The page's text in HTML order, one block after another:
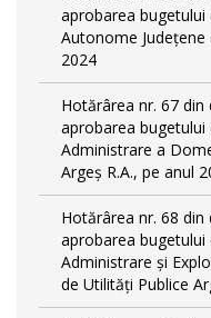
aprobarea bugetului
Autonome Județene
2024
Hotărârea nr. 67 din
aprobarea bugetului
Administrare a
Argeș R.A., pe anul
Hotărârea nr. 68 din
aprobarea bugetului
Administrare și
de Utilități Publice